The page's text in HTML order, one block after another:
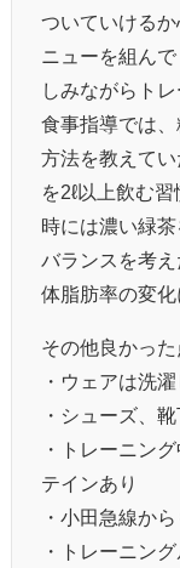
ついていける
ニューを組ん
しみながらト
食事指導では
方法を教えて
を2ℓ以上飲む
時には濃い緑
バランスを考
体脂肪率の変化
その他良かった
・ウェアは洗
・シューズ、
・トレーニン
テインあり
・小田急線か
・トレーニン